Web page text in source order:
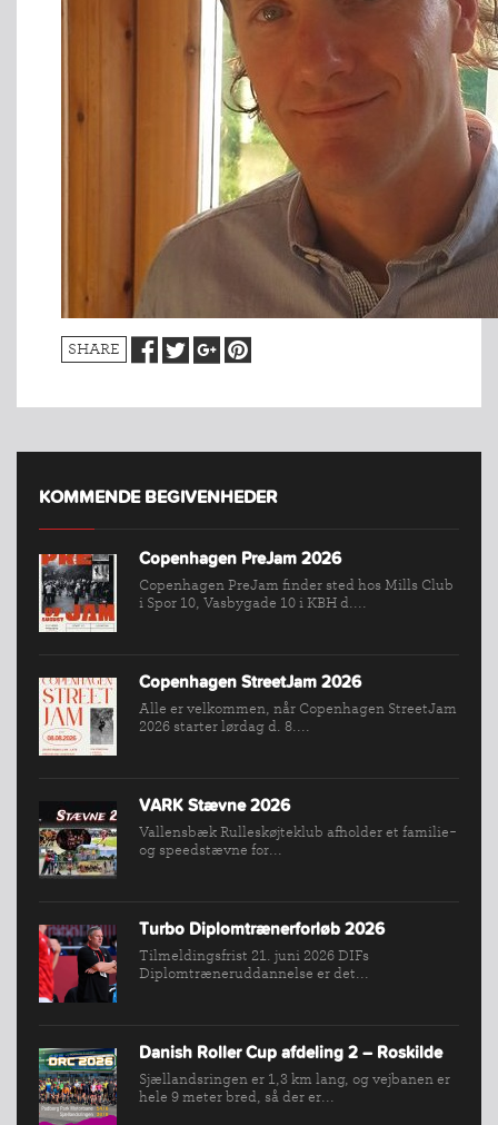
INDMELDELSE
BREDDEPULJE
FIND
KLUB
SPORTSGRENE
VÆRKTØJSKASSEN
KONKURRENCER
SHARE
KOMMENDE BEGIVENHEDER
Copenhagen PreJam 2026
Copenhagen PreJam finder sted hos Mills Club
i Spor 10, Vasbygade 10 i KBH d....
Copenhagen StreetJam 2026
Alle er velkommen, når Copenhagen StreetJam
2026 starter lørdag d. 8....
VARK Stævne 2026
Vallensbæk Rulleskøjteklub afholder et familie-
og speedstævne for...
Turbo Diplomtrænerforløb 2026
Tilmeldingsfrist 21. juni 2026 DIFs
Diplomtræneruddannelse er det...
Danish Roller Cup afdeling 2 – Roskilde
Sjællandsringen er 1,3 km lang, og vejbanen er
hele 9 meter bred, så der er...